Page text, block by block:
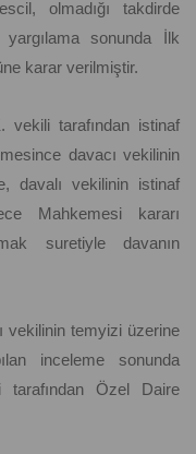
olmadığı takdirde
yargılama sonunda İlk
karar verilmiştir.
vekili tarafından istinaf
davacı vekilinin
davalı vekilinin istinaf
Mahkemesi kararı
suretiyle davanın
vekilinin temyizi üzerine
inceleme sonunda
tarafından Özel Daire